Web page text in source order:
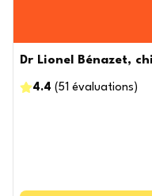
Dr Lionel Bénazet,
4.4 (51 évaluations )